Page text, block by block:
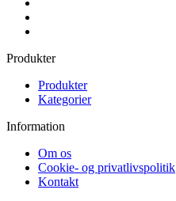
Produkter
Produkter
Kategorier
Information
Om os
Cookie- og privatlivspolitik
Kontakt